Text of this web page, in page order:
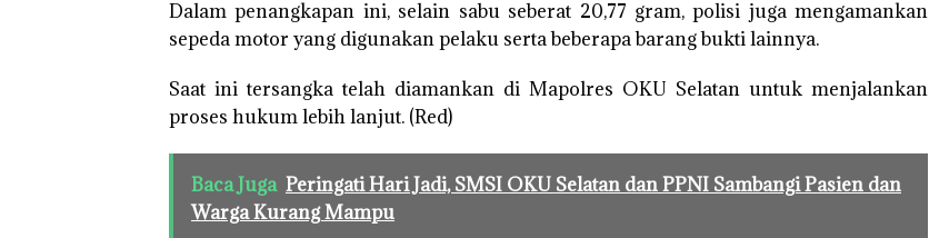
Dalam penangkapan ini, selain sabu seberat 20,77 gram, polisi juga mengamankan
sepeda motor yang digunakan pelaku serta beberapa barang bukti lainnya.
Saat ini tersangka telah diamankan di Mapolres OKU Selatan untuk menjalankan
proses hukum lebih lanjut. (Red)
Baca Juga Peringati Hari Jadi, SMSI OKU Selatan dan PPNI Sambangi Pasien dan
Warga Kurang Mampu